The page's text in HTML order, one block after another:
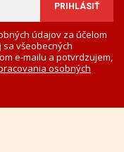
údajov za účelom
všeobecných
e-mailu a potvrdzujem,
osobných